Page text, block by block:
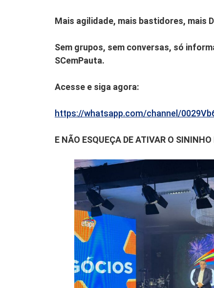
Mais agilidade, mais bastidores, mais
Sem grupos, sem conversas, só
SCemPauta.
Acesse e siga agora:
https://whatsapp.com/channel/
E NÃO ESQUEÇA DE ATIVAR O